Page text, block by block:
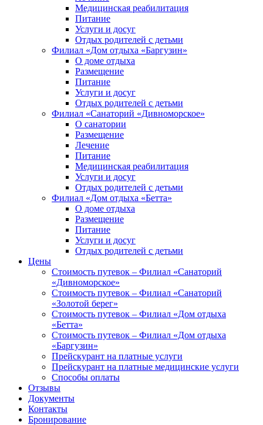
Медицинская реабилитация
Питание
Услуги и досуг
Отдых родителей с детьми
Филиал «Дом отдыха «Баргузин»
О доме отдыха
Размещение
Питание
Услуги и досуг
Отдых родителей с детьми
Филиал «Санаторий «Дивноморское»
О санатории
Размещение
Лечение
Питание
Медицинская реабилитация
Услуги и досуг
Отдых родителей с детьми
Филиал «Дом отдыха «Бетта»
О доме отдыха
Размещение
Питание
Услуги и досуг
Отдых родителей с детьми
Цены
Стоимость путевок – Филиал «Санаторий
«Дивноморское»
Стоимость путевок – Филиал «Санаторий
«Золотой берег»
Стоимость путевок – Филиал «Дом отдыха
«Бетта»
Стоимость путевок – Филиал «Дом отдыха
«Баргузин»
Прейскурант на платные услуги
Прейскурант на платные медицинские услуги
Способы оплаты
Отзывы
Документы
Контакты
Бронирование